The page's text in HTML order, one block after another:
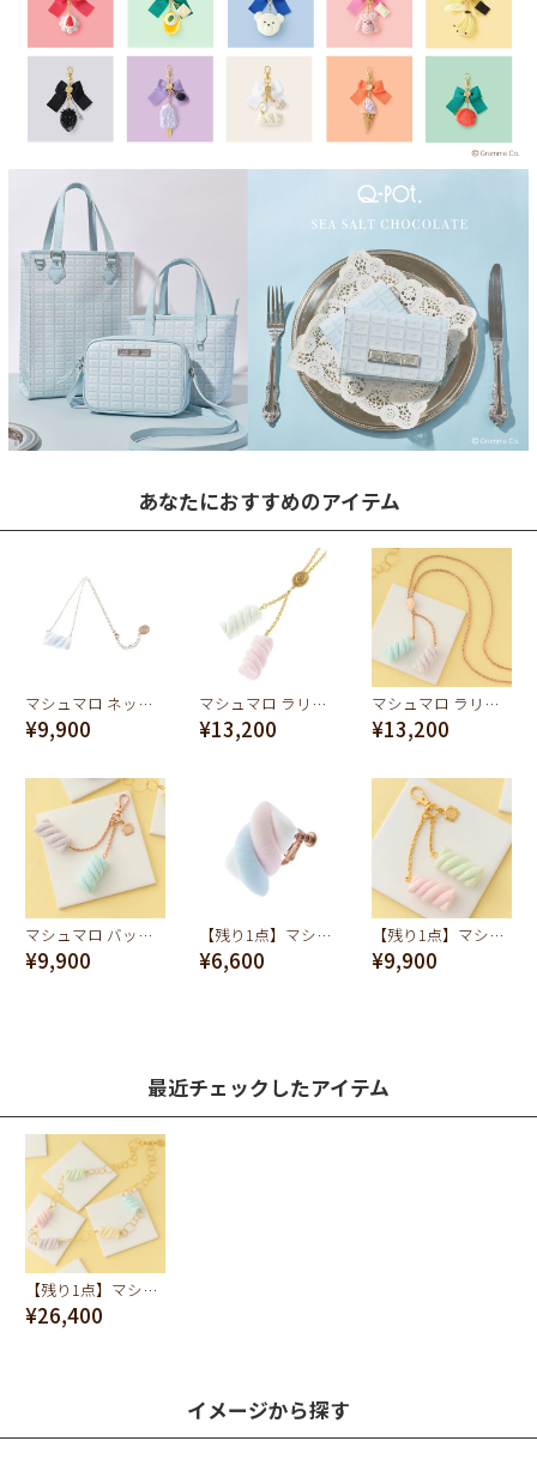
あなたにおすすめのアイテム
マシュマロ ネックレス
¥9,900
マシュマロ ラリエットネックレス
¥13,200
マシュマロ ラリエットネックレス
¥13,200
マシュマロ バッグチャーム
¥9,900
【残り1点】マシュマロ イヤリング
¥6,600
【残り1点】マシュマロ バッグチャーム
¥9,900
最近チェックしたアイテム
【残り1点】マシュマロパーティー ネックレス
¥26,400
イメージから探す